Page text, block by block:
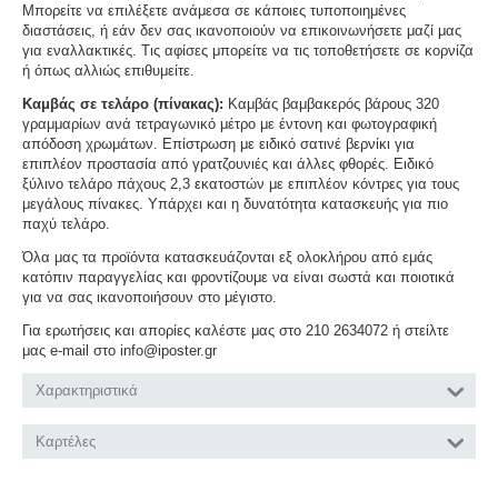
Μπορείτε να επιλέξετε ανάμεσα σε κάποιες τυποποιημένες
διαστάσεις, ή εάν δεν σας ικανοποιούν να επικοινωνήσετε μαζί μας
για εναλλακτικές. Τις αφίσες μπορείτε να τις τοποθετήσετε σε κορνίζα
ή όπως αλλιώς επιθυμείτε.
Καμβάς σε τελάρο (πίνακας): Καμβάς βαμβακερός βάρους 320
γραμμαρίων ανά τετραγωνικό μέτρο με έντονη και φωτογραφική
απόδοση χρωμάτων. Επίστρωση με ειδικό σατινέ βερνίκι για
επιπλέον προστασία από γρατζουνιές και άλλες φθορές. Ειδικό
ξύλινο τελάρο πάχους 2,3 εκατοστών με επιπλέον κόντρες για τους
μεγάλους πίνακες. Υπάρχει και η δυνατότητα κατασκευής για πιο
παχύ τελάρο.
Όλα μας τα προϊόντα κατασκευάζονται εξ ολοκλήρου από εμάς
κατόπιν παραγγελίας και φροντίζουμε να είναι σωστά και ποιοτικά
για να σας ικανοποιήσουν στο μέγιστο.
Για ερωτήσεις και απορίες καλέστε μας στο 210 2634072 ή στείλτε
μας e-mail στο info@iposter.gr
Χαρακτηριστικά
Καρτέλες